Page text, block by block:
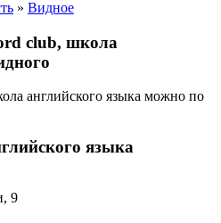
» Видное
club, школа
английского языка можно по
языка
9